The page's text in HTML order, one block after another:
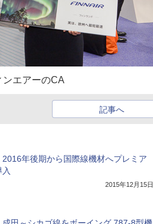
ンエアーのCA
記事へ
年後期から国際線機材へプレミア
2015年12月15日